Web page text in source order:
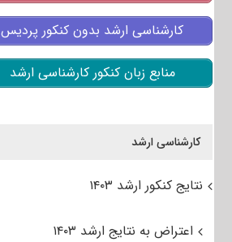
کارشناسی ارشد بدون کنکور پردیس
منابع زبان کنکور کارشناسی ارشد
کارشناسی ارشد
نتایج کنکور ارشد ۱۴۰۳
اعتراض به نتایج ارشد ۱۴۰۳